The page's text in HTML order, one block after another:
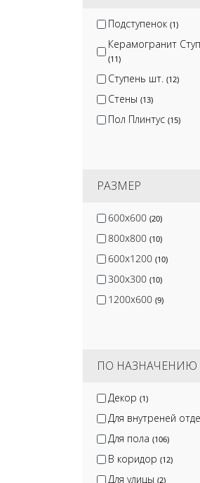
Подступенок (1)
Керамогранит
(11)
Ступень шт. (12)
Стены (13)
Пол Плинтус (15)
РАЗМЕР
600x600 (20)
800x800 (10)
600x1200 (10)
300x300 (10)
1200x600 (9)
ПО НАЗНАЧЕНИЮ
Декор (1)
Для внутреней
Для пола (106)
В коридор (12)
Для улицы (2)